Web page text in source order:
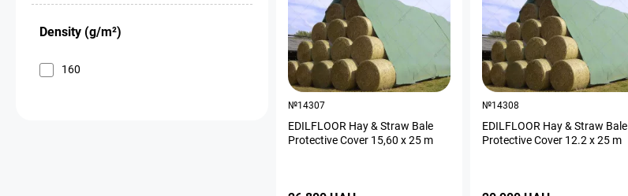
Density (g/m²)
160
№14307
EDILFLOOR Hay & Straw Bale
Protective Cover 15,60 х 25 m
№14308
EDILFLOOR Hay & Straw Bale
Protective Cover 12.2 х 25 m